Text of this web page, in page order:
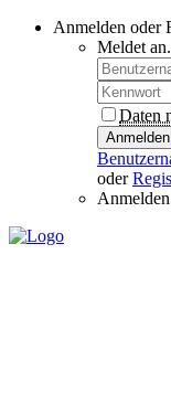
Anmelden oder
Meldet
Daten
Anmelden
oder